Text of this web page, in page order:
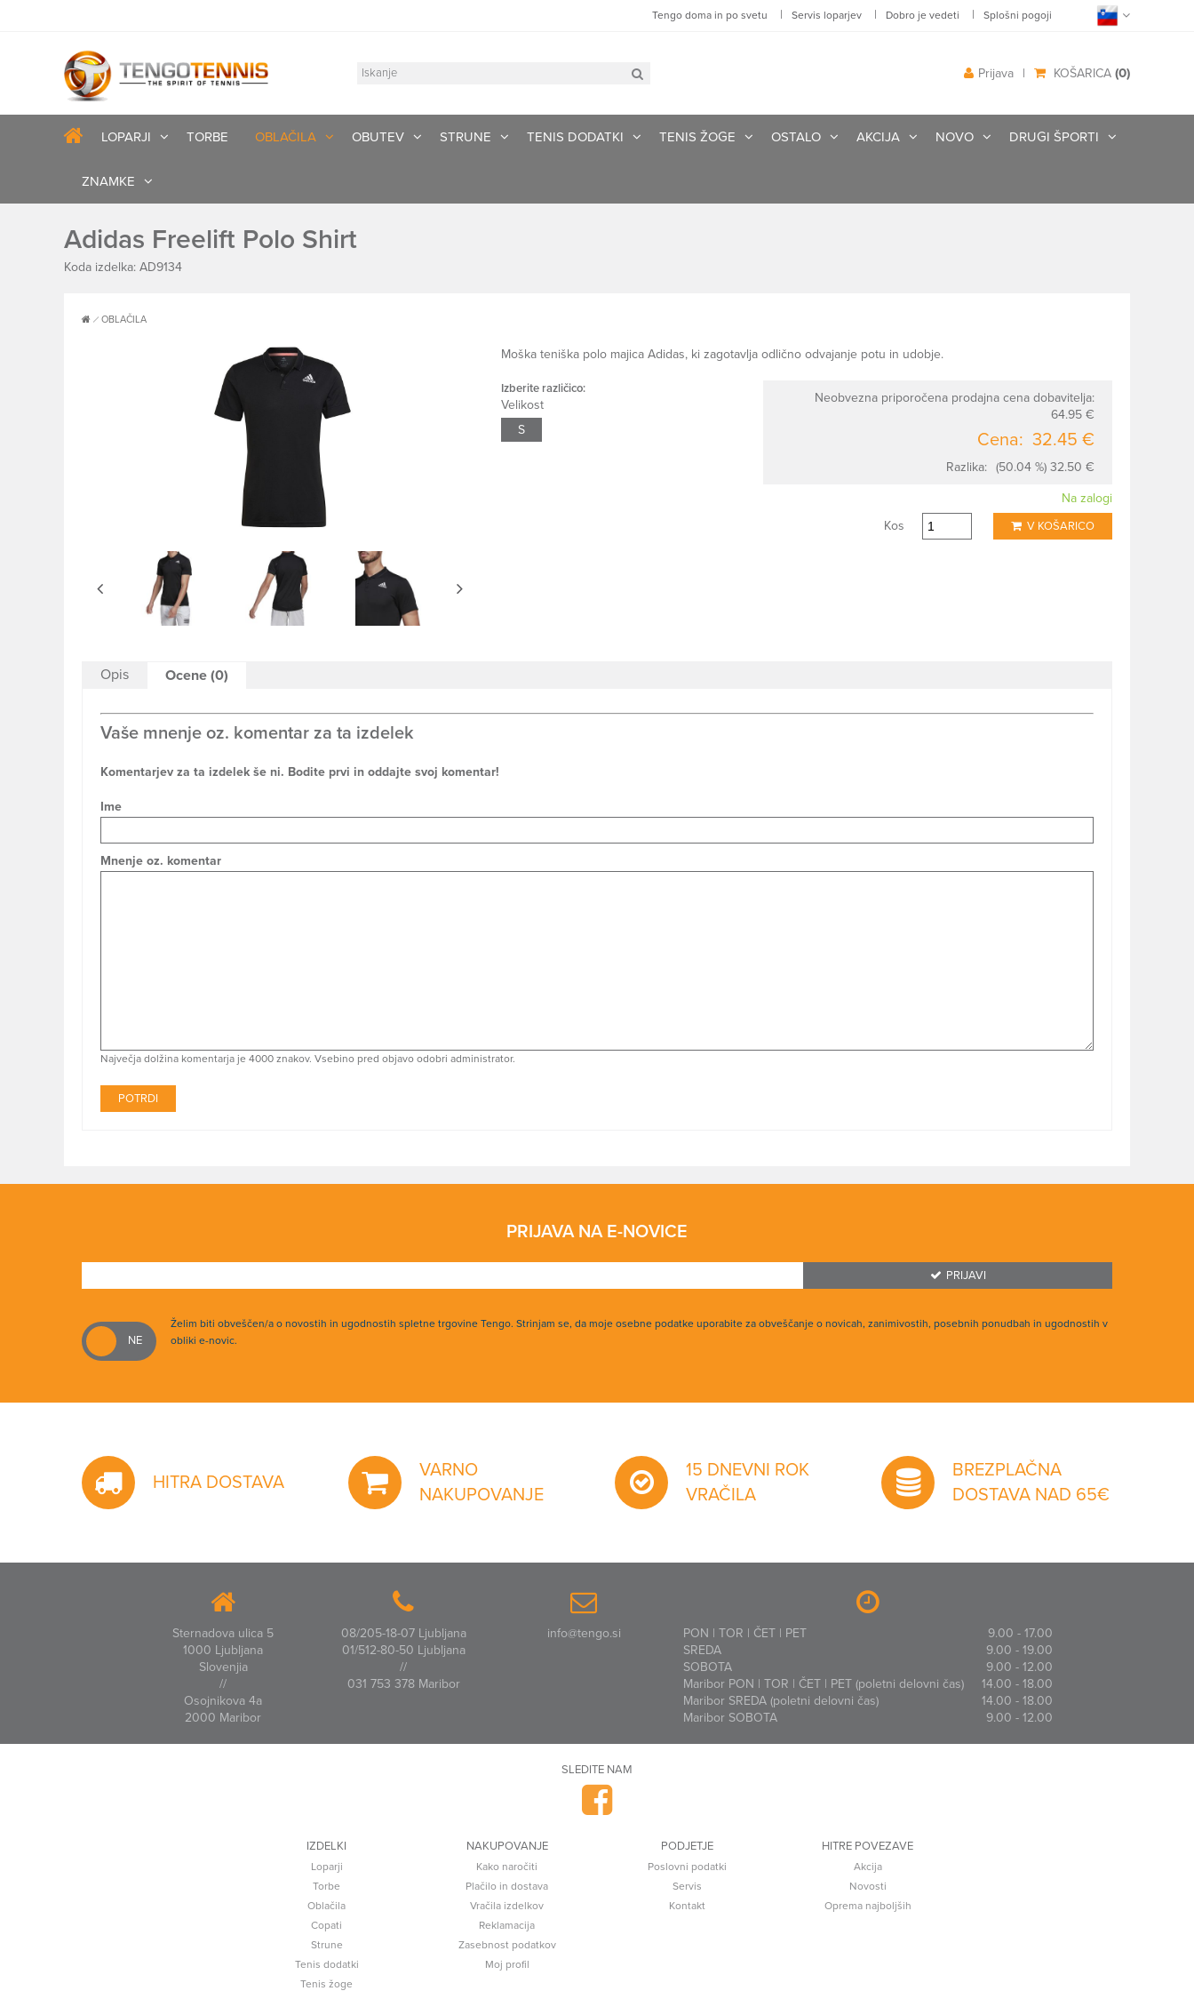
Tengo doma in po svetu | Servis loparjev | Dobro je vedeti | Splošni pogoji
KOŠARICA (0)
|
Prijava
LOPARJI TORBE OBLAČILA OBUTEV STRUNE TENIS DODATKI TENIS ŽOGE OSTALO AKCIJA NOVO DRUGI ŠPORTI
ZNAMKE
Adidas Freelift Polo Shirt
Koda izdelka: AD9134
OBLAČILA
Moška teniška polo majica Adidas, ki zagotavlja odlično odvajanje potu in udobje.
Izberite različico:
Velikost
S
Neobvezna priporočena prodajna cena dobavitelja:
64.95 €
Cena: 32.45 €
Razlika: (50.04 %) 32.50 €
Na zalogi
Kos
V KOŠARICO
Opis Ocene (0)
Vaše mnenje oz. komentar za ta izdelek
Komentarjev za ta izdelek še ni. Bodite prvi in oddajte svoj komentar!
Ime
Mnenje oz. komentar
Največja dolžina komentarja je 4000 znakov. Vsebino pred objavo odobri administrator.
POTRDI
PRIJAVA NA E-NOVICE
PRIJAVI
Želim biti obveščen/a o novostih in ugodnostih spletne trgovine Tengo. Strinjam se, da moje osebne podatke uporabite za obveščanje o novicah, zanimivostih, posebnih ponudbah in ugodnostih v
obliki e-novic.
HITRA DOSTAVA
VARNO
NAKUPOVANJE
15 DNEVNI ROK
VRAČILA
BREZPLAČNA
DOSTAVA NAD 65€
Sternadova ulica 5
1000 Ljubljana
Slovenjia
//
Osojnikova 4a
2000 Maribor
08/205-18-07 Ljubljana
01/512-80-50 Ljubljana
//
031 753 378 Maribor
info@tengo.si PON | TOR | ČET | PET
9.00 - 17.00
SREDA
9.00 - 19.00
SOBOTA
9.00 - 12.00
Maribor PON | TOR | ČET | PET (poletni delovni čas)
14.00 - 18.00
Maribor SREDA (poletni delovni čas)
14.00 - 18.00
Maribor SOBOTA
9.00 - 12.00
SLEDITE NAM
IZDELKI
Loparji
Torbe
Oblačila
Copati
Strune
Tenis dodatki
Tenis žoge
NAKUPOVANJE
Kako naročiti
Plačilo in dostava
Vračila izdelkov
Reklamacija
Zasebnost podatkov
Moj profil
PODJETJE
Poslovni podatki
Servis
Kontakt
HITRE POVEZAVE
Akcija
Novosti
Oprema najboljših